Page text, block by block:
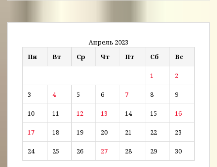
Апрель 2023
Пн
Вт Ср Чт Пт Сб Вс
1 2
3 4 5 6 7 8 9
10 11 12 13 14 15 16
17 18 19 20 21 22 23
24 25 26 27 28 29 30